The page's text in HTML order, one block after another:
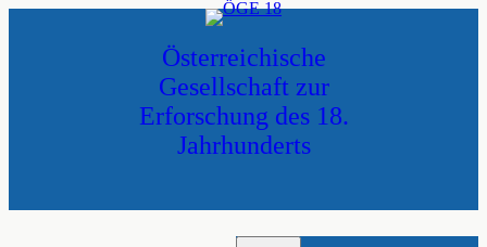
Österreichische
Gesellschaft zur
Erforschung des 18.
Jahrhunderts